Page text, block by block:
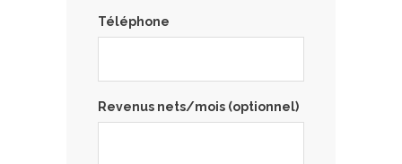
Téléphone
Revenus nets/mois (optionnel)